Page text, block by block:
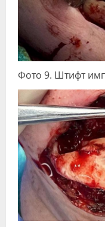
Фото 9. Штифт